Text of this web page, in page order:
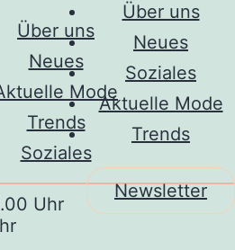
Über uns
Neues
Soziales
Aktuelle Mode
Trends
Newsletter
Über uns
Neues
Mode
Trends
Soziales
Uhr